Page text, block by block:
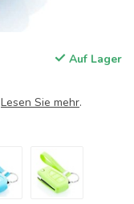
Auf Lager
Lesen Sie mehr.